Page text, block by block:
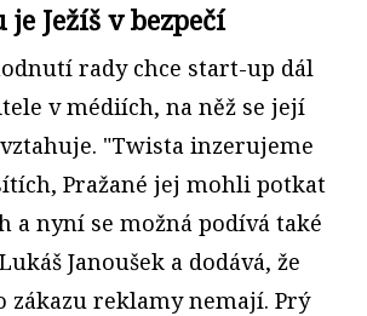
Ježíš v bezpečí
rady chce start-up dál
v médiích, na něž se její
"Twista inzerujeme
Pražané jej mohli potkat
a nyní se možná podívá také
Janoušek a dodává, že
zákazu reklamy nemají. Prý